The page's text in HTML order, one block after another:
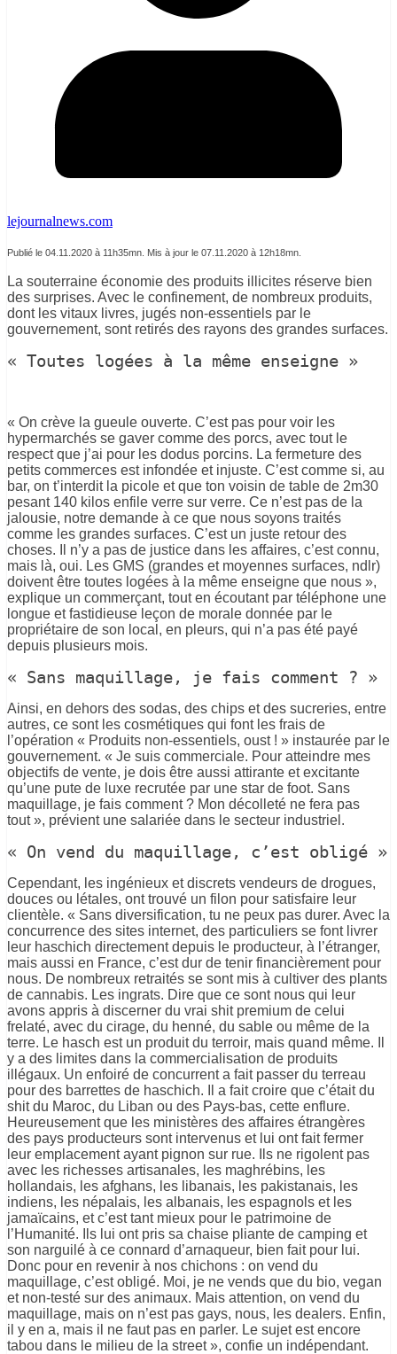
lejournalnews.com
Publié le 04.11.2020 à 11h35mn. Mis à jour le 07.11.2020 à 12h18mn.
La souterraine économie des produits illicites réserve bien
des surprises. Avec le confinement, de nombreux produits,
dont les vitaux livres, jugés non-essentiels par le
gouvernement, sont retirés des rayons des grandes surfaces.
« Toutes logées à la même enseigne »
« On crève la gueule ouverte. C’est pas pour voir les
hypermarchés se gaver comme des porcs, avec tout le
respect que j’ai pour les dodus porcins. La fermeture des
petits commerces est infondée et injuste. C’est comme si, au
bar, on t’interdit la picole et que ton voisin de table de 2m30
pesant 140 kilos enfile verre sur verre. Ce n’est pas de la
jalousie, notre demande à ce que nous soyons traités
comme les grandes surfaces. C’est un juste retour des
choses. Il n’y a pas de justice dans les affaires, c’est connu,
mais là, oui. Les GMS (grandes et moyennes surfaces, ndlr)
doivent être toutes logées à la même enseigne que nous »,
explique un commerçant, tout en écoutant par téléphone une
longue et fastidieuse leçon de morale donnée par le
propriétaire de son local, en pleurs, qui n’a pas été payé
depuis plusieurs mois.
« Sans maquillage, je fais comment ? »
Ainsi, en dehors des sodas, des chips et des sucreries, entre
autres, ce sont les cosmétiques qui font les frais de
l’opération « Produits non-essentiels, oust ! » instaurée par le
gouvernement. « Je suis commerciale. Pour atteindre mes
objectifs de vente, je dois être aussi attirante et excitante
qu’une pute de luxe recrutée par une star de foot. Sans
maquillage, je fais comment ? Mon décolleté ne fera pas
tout », prévient une salariée dans le secteur industriel.
« On vend du maquillage, c’est obligé »
Cependant, les ingénieux et discrets vendeurs de drogues,
douces ou létales, ont trouvé un filon pour satisfaire leur
clientèle. « Sans diversification, tu ne peux pas durer. Avec la
concurrence des sites internet, des particuliers se font livrer
leur haschich directement depuis le producteur, à l’étranger,
mais aussi en France, c’est dur de tenir financièrement pour
nous. De nombreux retraités se sont mis à cultiver des plants
de cannabis. Les ingrats. Dire que ce sont nous qui leur
avons appris à discerner du vrai shit premium de celui
frelaté, avec du cirage, du henné, du sable ou même de la
terre. Le hasch est un produit du terroir, mais quand même. Il
y a des limites dans la commercialisation de produits
illégaux. Un enfoiré de concurrent a fait passer du terreau
pour des barrettes de haschich. Il a fait croire que c’était du
shit du Maroc, du Liban ou des Pays-bas, cette enflure.
Heureusement que les ministères des affaires étrangères
des pays producteurs sont intervenus et lui ont fait fermer
leur emplacement ayant pignon sur rue. Ils ne rigolent pas
avec les richesses artisanales, les maghrébins, les
hollandais, les afghans, les libanais, les pakistanais, les
indiens, les népalais, les albanais, les espagnols et les
jamaïcains, et c’est tant mieux pour le patrimoine de
l’Humanité. Ils lui ont pris sa chaise pliante de camping et
son narguilé à ce connard d’arnaqueur, bien fait pour lui.
Donc pour en revenir à nos chichons : on vend du
maquillage, c’est obligé. Moi, je ne vends que du bio, vegan
et non-testé sur des animaux. Mais attention, on vend du
maquillage, mais on n’est pas gays, nous, les dealers. Enfin,
il y en a, mais il ne faut pas en parler. Le sujet est encore
tabou dans le milieu de la street », confie un indépendant.